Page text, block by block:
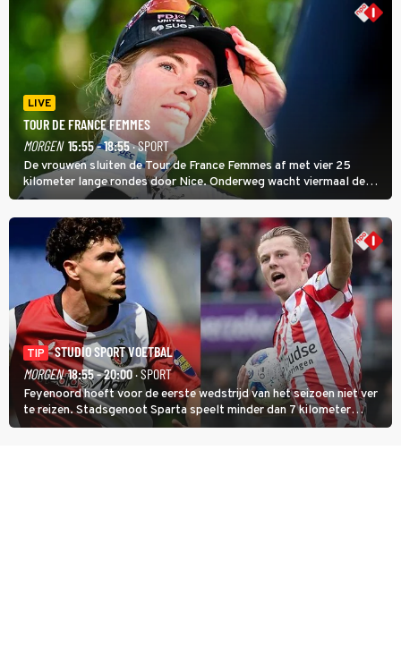
LIVE
TOUR DE FRANCE FEMMES
MORGEN 15:55 - 18:55· SPORT
De vrouwen sluiten de Tour de France Femmes af met vier 25
kilometer lange rondes door Nice. Onderweg wacht viermaal de
zware Col d'Èze. Aan de finish op de Promenade des Anglais krijgt
de eindwinnaar de laatste gele trui.
TIP
STUDIO SPORT VOETBAL
MORGEN 18:55 - 20:00· SPORT
Feyenoord hoeft voor de eerste wedstrijd van het seizoen niet ver
te reizen. Stadsgenoot Sparta speelt minder dan 7 kilometer
verderop. Feyenoord trok de Spaanse spits Nacho Ferri aan van